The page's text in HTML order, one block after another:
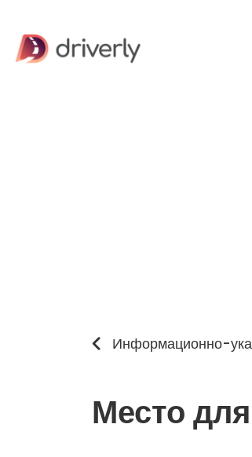
Информационно-
Место